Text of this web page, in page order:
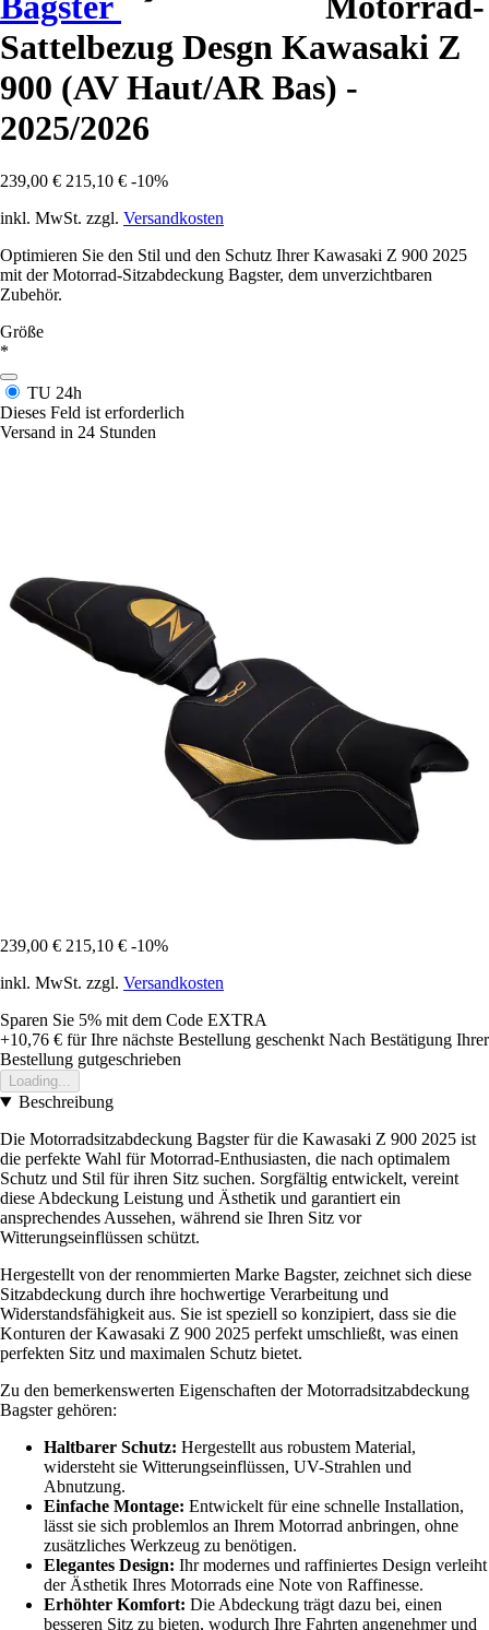
Sattelbezug Desgn Kawasaki Z
900 (AV Haut/AR Bas) -
2025/2026
239,00 € 215,10 € -10%
inkl. MwSt. zzgl. Versandkosten
Optimieren Sie den Stil und den Schutz Ihrer Kawasaki Z 900 2025
mit der Motorrad-Sitzabdeckung Bagster, dem unverzichtbaren
Zubehör.
Größe
*
TU 24h
Dieses Feld ist erforderlich
Versand in 24 Stunden
239,00 € 215,10 € -10%
inkl. MwSt. zzgl. Versandkosten
Sparen Sie 5% mit dem Code EXTRA
+10,76 € für Ihre nächste Bestellung geschenkt Nach Bestätigung Ihrer
Bestellung gutgeschrieben
Loading...
Beschreibung
Die Motorradsitzabdeckung Bagster für die Kawasaki Z 900 2025 ist
die perfekte Wahl für Motorrad-Enthusiasten, die nach optimalem
Schutz und Stil für ihren Sitz suchen. Sorgfältig entwickelt, vereint
diese Abdeckung Leistung und Ästhetik und garantiert ein
ansprechendes Aussehen, während sie Ihren Sitz vor
Witterungseinflüssen schützt.
Hergestellt von der renommierten Marke Bagster, zeichnet sich diese
Sitzabdeckung durch ihre hochwertige Verarbeitung und
Widerstandsfähigkeit aus. Sie ist speziell so konzipiert, dass sie die
Konturen der Kawasaki Z 900 2025 perfekt umschließt, was einen
perfekten Sitz und maximalen Schutz bietet.
Zu den bemerkenswerten Eigenschaften der Motorradsitzabdeckung
Bagster gehören:
Haltbarer Schutz: Hergestellt aus robustem Material,
widersteht sie Witterungseinflüssen, UV-Strahlen und
Abnutzung.
Einfache Montage: Entwickelt für eine schnelle Installation,
lässt sie sich problemlos an Ihrem Motorrad anbringen, ohne
zusätzliches Werkzeug zu benötigen.
Elegantes Design: Ihr modernes und raffiniertes Design verleiht
der Ästhetik Ihres Motorrads eine Note von Raffinesse.
Erhöhter Komfort: Die Abdeckung trägt dazu bei, einen
besseren Sitz zu bieten, wodurch Ihre Fahrten angenehmer und